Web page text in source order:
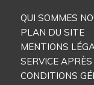
QUI SOMMES
PLAN DU SITE
MENTIONS
SERVICE
CONDITIONS